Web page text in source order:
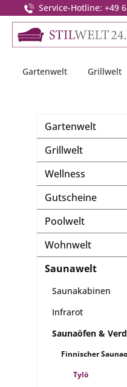
Zur
Service-Hotline: +49
Gartenwelt Grillwelt
Gartenwelt
Grillwelt
Wellness
Gutscheine
Poolwelt
Wohnwelt
Saunawelt
Saunakabinen
Infrarot
Saunaöfen &
Finnischer
Tylö